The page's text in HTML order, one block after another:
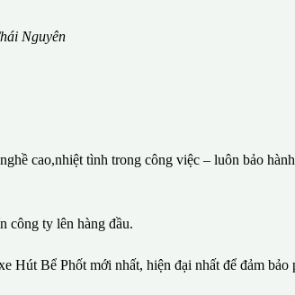
Nguyên
cao,nhiệt tình trong công việc – luôn bảo
công ty lên hàng đầu.
Hút Bể Phốt mới nhất, hiện đại nhất để đảm